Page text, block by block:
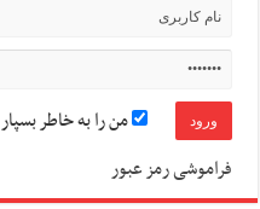
من را به خاطر بسپار
فراموشی رمز عبور